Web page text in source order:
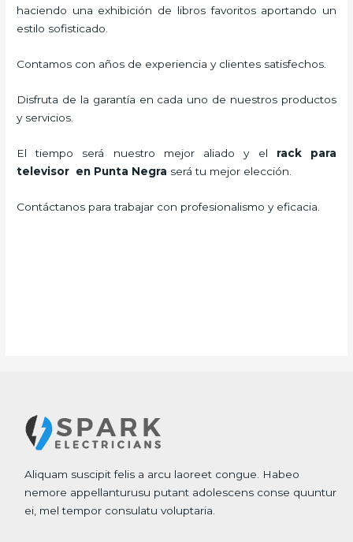
haciendo una exhibición de libros favoritos aportando un
estilo sofisticado.
Contamos con años de experiencia y clientes satisfechos.
Disfruta de la garantía en cada uno de nuestros productos
y servicios.
El tiempo será nuestro mejor aliado y el rack para
televisor en Punta Negra será tu mejor elección.
Contáctanos para trabajar con profesionalismo y eficacia.
Aliquam suscipit felis a arcu laoreet congue. Habeo
nemore appellanturusu putant adolescens conse quuntur
ei, mel tempor consulatu voluptaria.